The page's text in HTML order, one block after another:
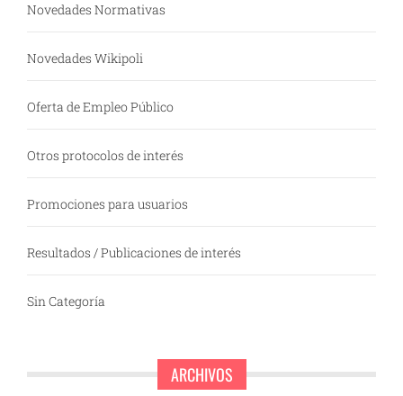
Novedades Normativas
Novedades Wikipoli
Oferta de Empleo Público
Otros protocolos de interés
Promociones para usuarios
Resultados / Publicaciones de interés
Sin Categoría
ARCHIVOS